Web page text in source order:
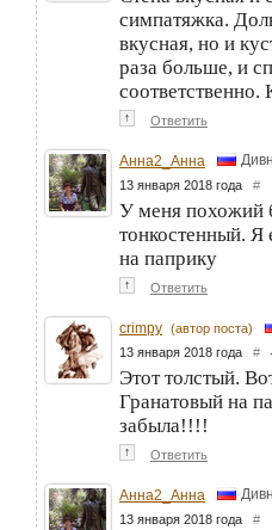
симпатяжка.
вкусная, но и
раза больше, и
↑ Ответить
Анна2_Анна
13 января 2018 года #
У меня похожий
тонкостенный. Я
на паприку
↑ Ответить
crimpy (автор поста)
13 января 2018 года #
Этот толстый.
Гранатовый на
забыла!!!!
↑ Ответить
Анна2_Анна
13 января 2018 года #